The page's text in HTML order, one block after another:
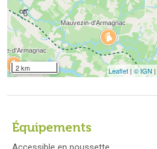
2 km Leaflet | © IGN |
Équipements